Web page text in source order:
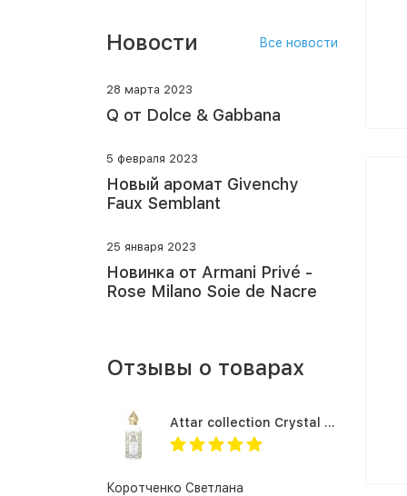
Новости Все новости
28 марта 2023
Q от Dolce & Gabbana
5 февраля 2023
Новый аромат Givenchy
Faux Semblant
25 января 2023
Новинка от Armani Privé -
Rose Milano Soie de Nacre
Отзывы о товарах
Attar collection Crystal love for her
Коротченко Светлана